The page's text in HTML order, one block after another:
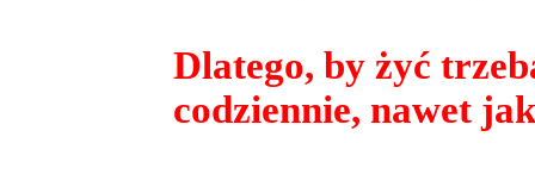
Dlatego, by żyć
codziennie, nawet